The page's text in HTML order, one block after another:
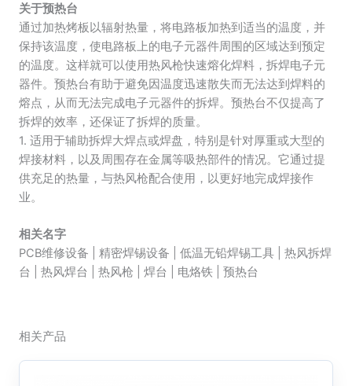
关于预热台
通过加热烤板以辐射热量，将电路板加热到适当的温度，并
保持该温度，使电路板上的电子元器件周围的区域达到预定
的温度。这样就可以使用热风枪快速熔化焊料，拆焊电子元
器件。预热台有助于避免因温度迅速散失而无法达到焊料的
熔点，从而无法完成电子元器件的拆焊。预热台不仅提高了
拆焊的效率，还保证了拆焊的质量。
1. 适用于辅助拆焊大焊点或焊盘，特别是针对厚重或大型的
焊接材料，以及周围存在金属等吸热部件的情况。它通过提
供充足的热量，与热风枪配合使用，以更好地完成焊接作
业。
相关名字
PCB维修设备 | 精密焊锡设备 | 低温无铅焊锡工具 | 热风拆焊
台 | 热风焊台 | 热风枪 | 焊台 | 电烙铁 | 预热台
相关产品